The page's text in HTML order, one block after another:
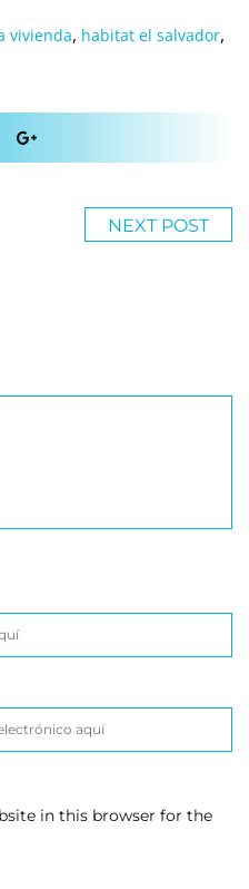
vivienda, habitat el salvador,
NEXT POST
in this browser for the